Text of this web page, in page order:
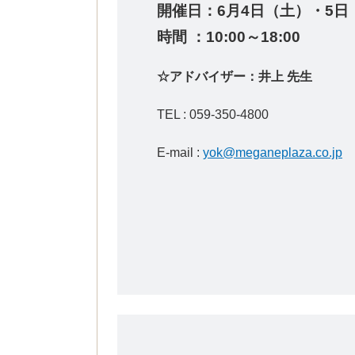
開催日：6月4日（土）・5日
時間 ：10:00～18:00
☆アドバイザー：井上 先生
TEL : 059-350-4800
E-mail : yok@meganeplaza.co.jp